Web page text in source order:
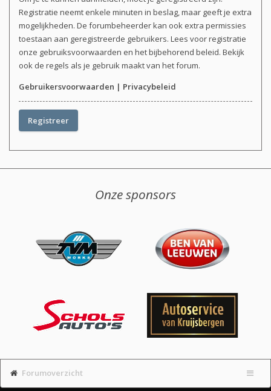
Registratie neemt enkele minuten in beslag, maar geeft je extra
mogelijkheden. De forumbeheerder kan ook extra permissies
toestaan aan geregistreerde gebruikers. Lees voor registratie
onze gebruiksvoorwaarden en het bijbehorend beleid. Bekijk
ook de regels als je gebruik maakt van het forum.
Gebruikersvoorwaarden | Privacybeleid
Registreer
Onze sponsors
Forumoverzicht